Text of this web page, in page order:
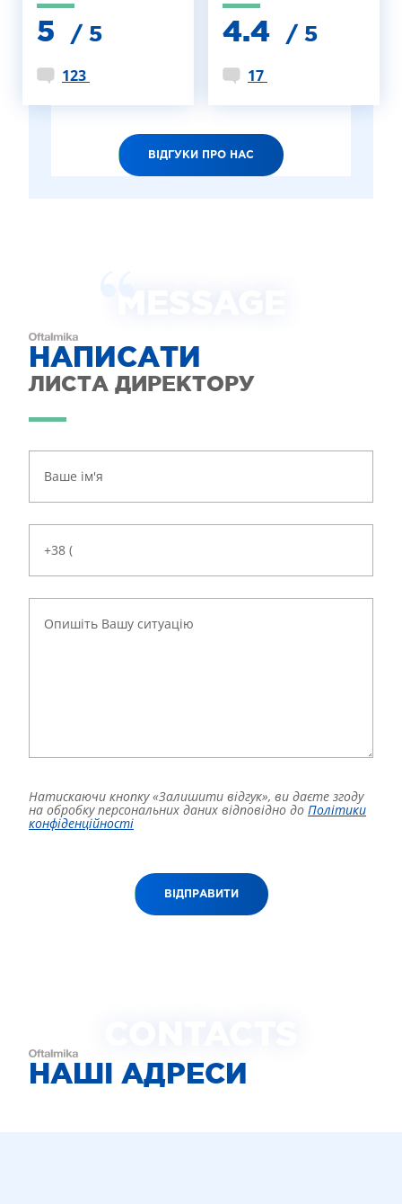
5 / 5
123
4.4 / 5
17
ВІДГУКИ ПРО НАС
НАПИСАТИ
ЛИСТА ДИРЕКТОРУ
Натискаючи кнопку «Залишити відгук», ви даєте згоду
на обробку персональних даних відповідно до Політики
конфіденційності
ВІДПРАВИТИ
НАШІ АДРЕСИ